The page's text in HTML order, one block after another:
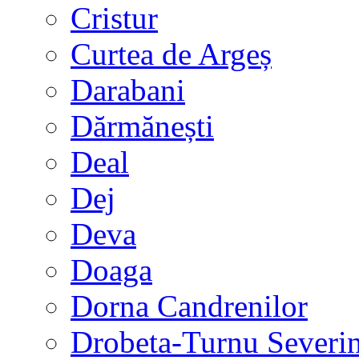
Cristur
Curtea de Argeș
Darabani
Dărmănești
Deal
Dej
Deva
Doaga
Dorna Candrenilor
Drobeta-Turnu